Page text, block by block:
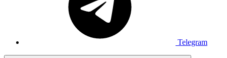
Telegram